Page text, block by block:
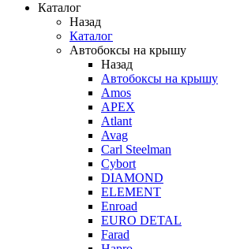
Каталог
Назад
Каталог
Автобоксы на крышу
Назад
Автобоксы на крышу
Amos
APEX
Atlant
Avag
Carl Steelman
Cybort
DIAMOND
ELEMENT
Enroad
EURO DETAL
Farad